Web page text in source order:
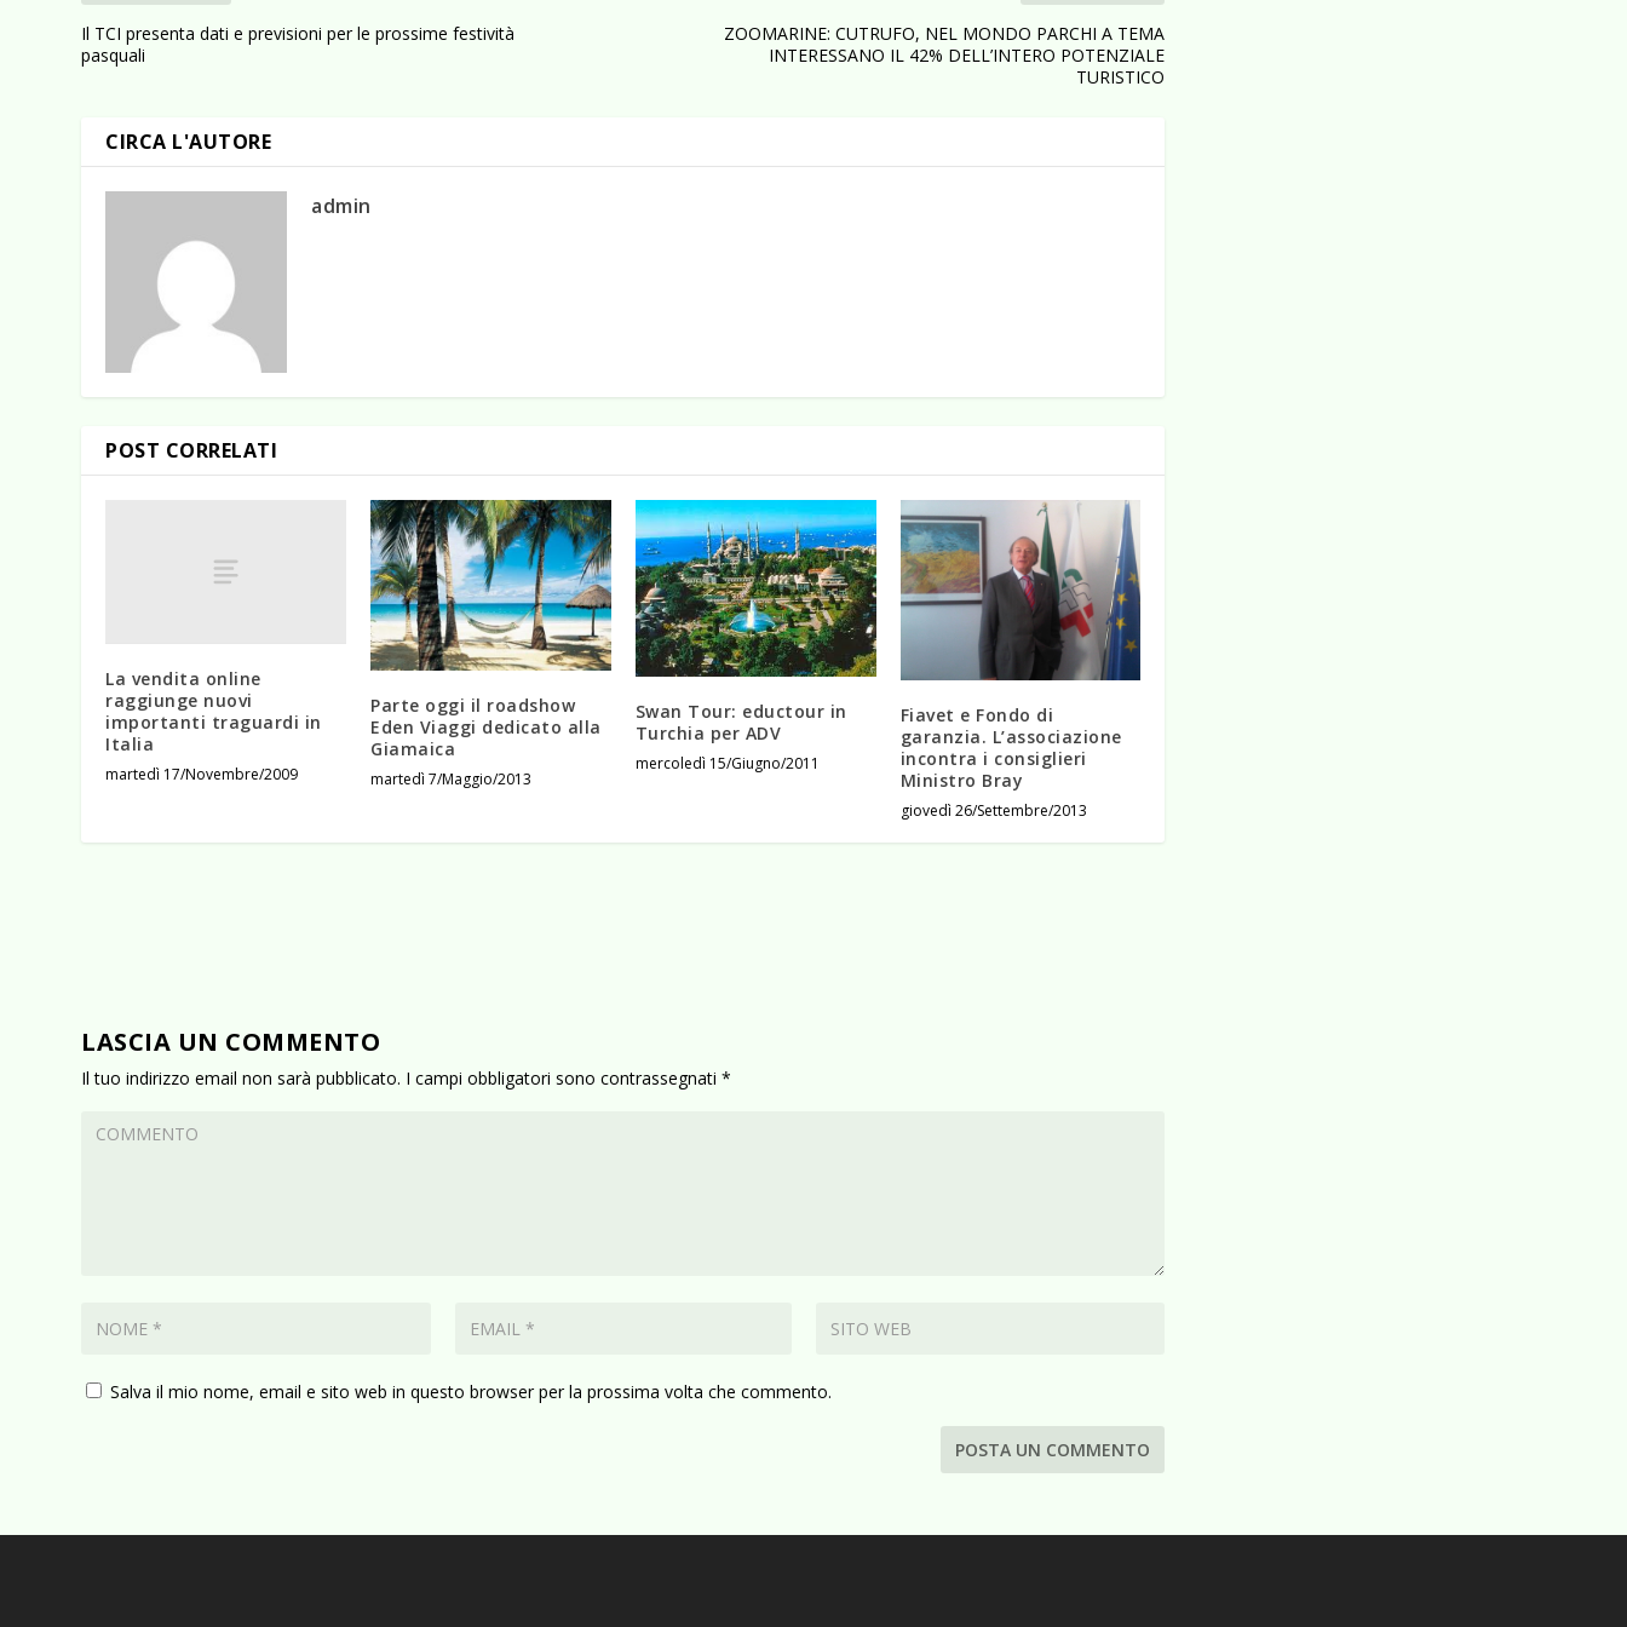
Il TCI presenta dati e previsioni per le prossime festività
pasquali
ZOOMARINE: CUTRUFO, NEL MONDO PARCHI A TEMA
INTERESSANO IL 42% DELL’INTERO POTENZIALE
TURISTICO
CIRCA L'AUTORE
admin
POST CORRELATI
La vendita online
raggiunge nuovi
importanti traguardi in
Italia
martedì 17/Novembre/2009
Parte oggi il roadshow
Eden Viaggi dedicato alla
Giamaica
martedì 7/Maggio/2013
Swan Tour: eductour in
Turchia per ADV
mercoledì 15/Giugno/2011
Fiavet e Fondo di
garanzia. L’associazione
incontra i consiglieri
Ministro Bray
giovedì 26/Settembre/2013
LASCIA UN COMMENTO
Il tuo indirizzo email non sarà pubblicato. I campi obbligatori sono contrassegnati*
Salva il mio nome, email e sito web in questo browser per la prossima volta che commento.